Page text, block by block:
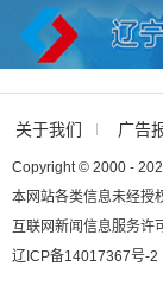
关于我们 广告
Copyright © 2000 -
本网站各类信息未经
互联网新闻信息服务
辽ICP备14017367号-2